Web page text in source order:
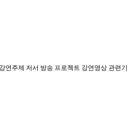
연주제 저서 방송 프로젝트 강연영상 관련기